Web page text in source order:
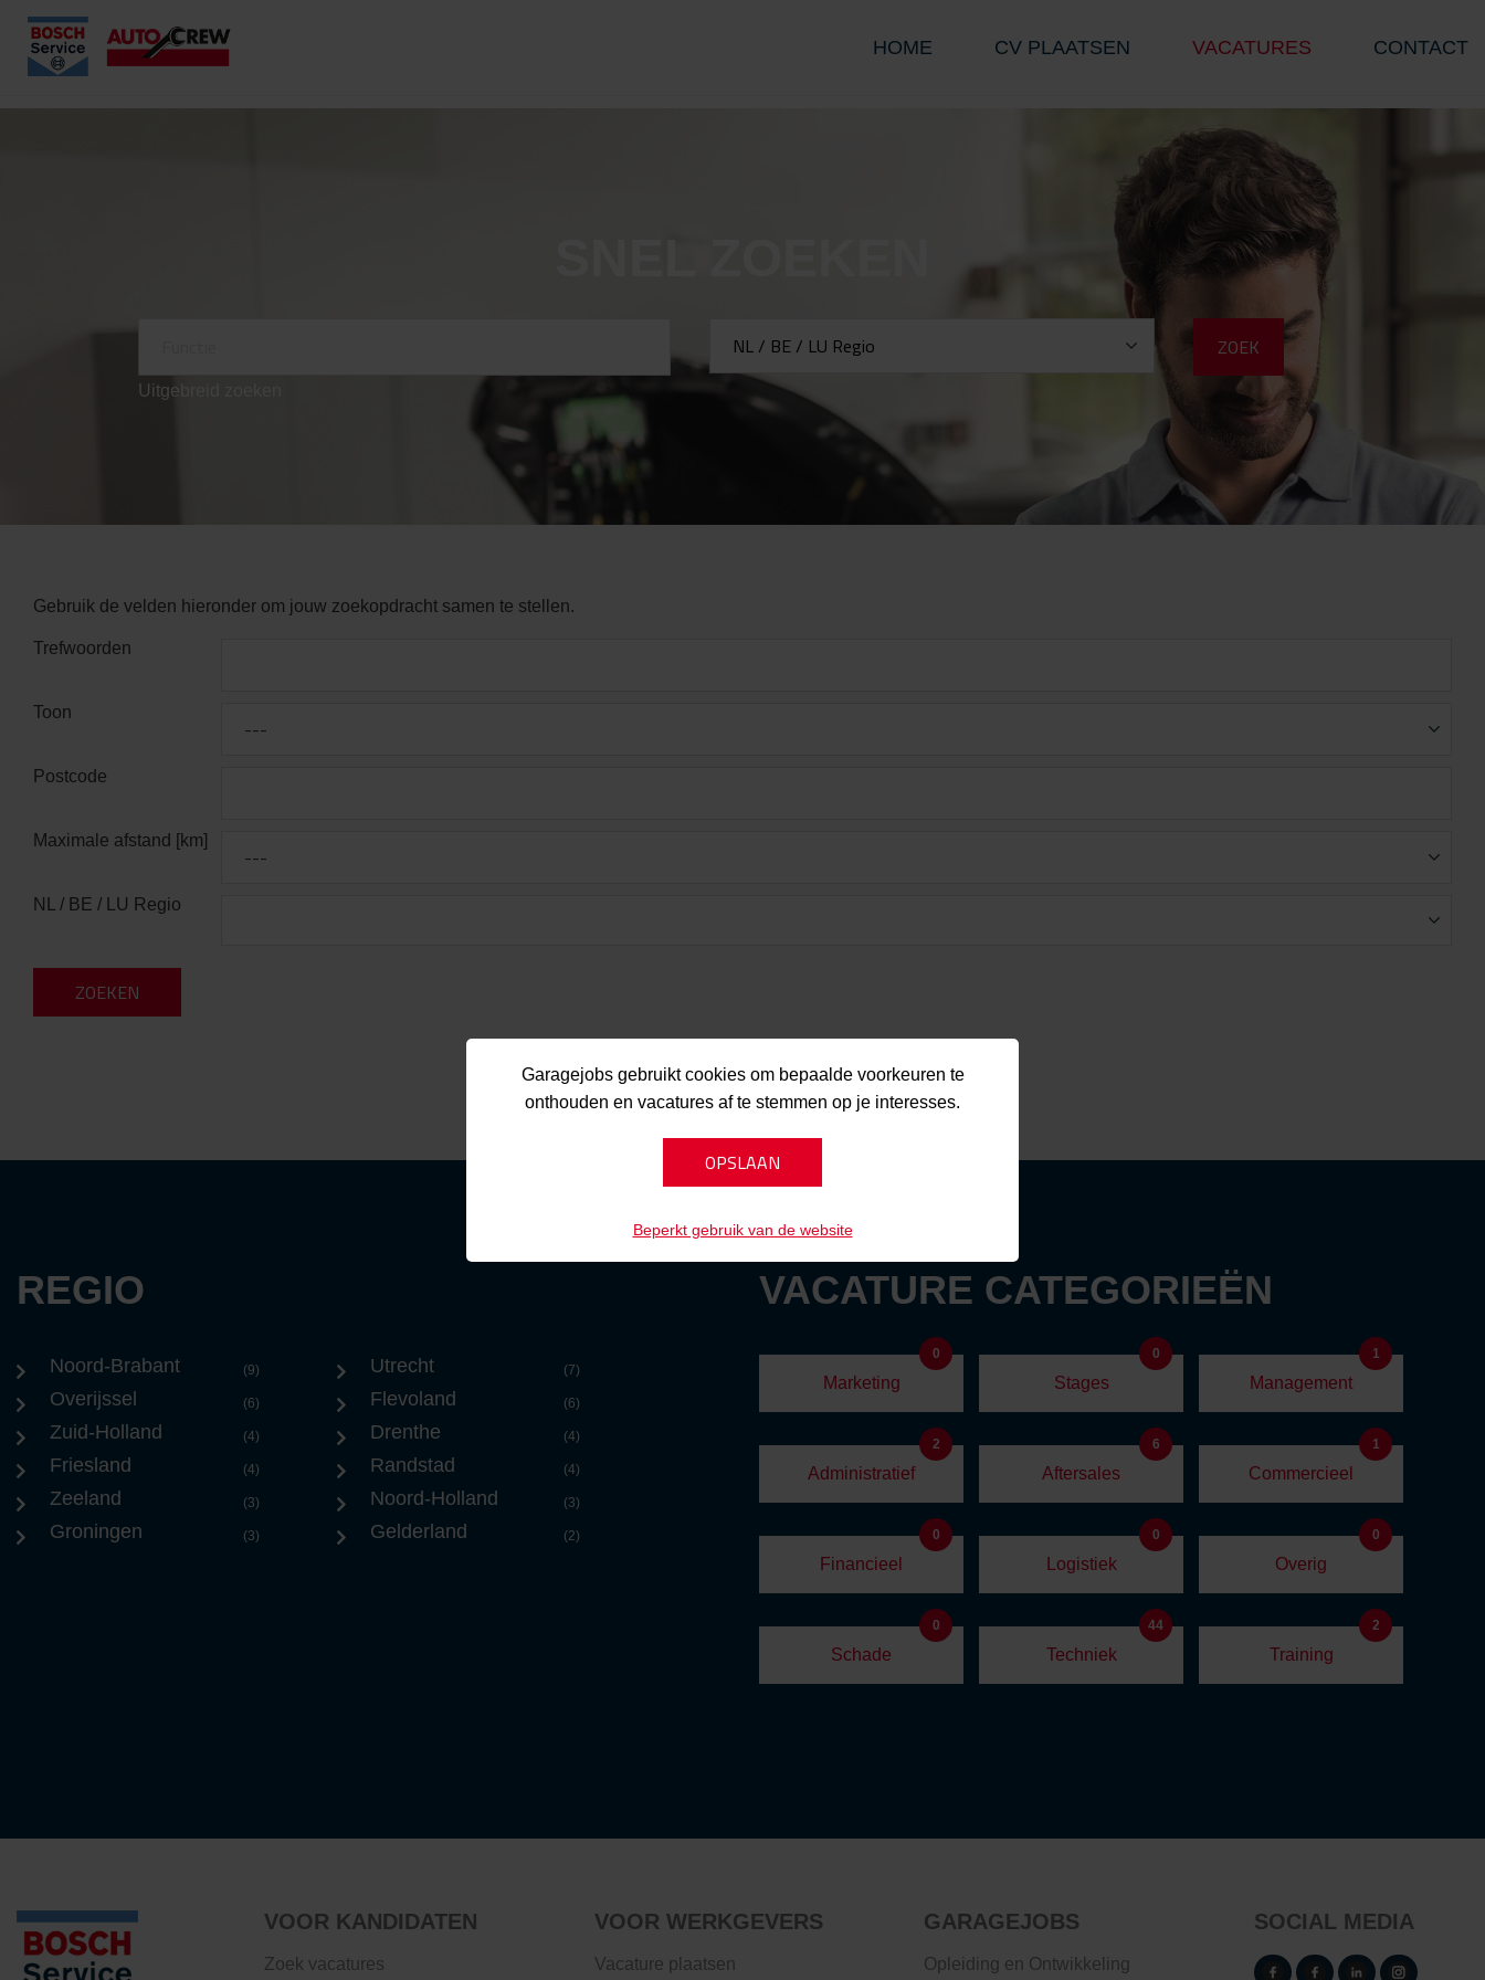
HOME CV PLAATSEN VACATURES CONTACT
Uitgebreid zoeken
Gebruik de velden hieronder om jouw zoekopdracht samen te stellen.
Trefwoorden
Toon
---
Postcode
Maximale afstand [km]
---
NL / BE / LU Regio
REGIO
Noord-Brabant (9) Utrecht (7)
Overijssel (6) Flevoland (6)
Zuid-Holland (4) Drenthe (4)
Friesland (4) Randstad (4)
Zeeland (3) Noord-Holland (3)
Groningen (3) Gelderland (2)
VACATURE CATEGORIEËN
Marketing
0
Stages
0
Management
1
Administratief
2
Aftersales
6
Commercieel
1
Financieel
0
Logistiek
0
Overig
0
Schade
0
Techniek
44
Training
2
VOOR KANDIDATEN
Zoek vacatures
VOOR WERKGEVERS
Vacature plaatsen
GARAGEJOBS
Opleiding en Ontwikkeling
SOCIAL MEDIA
Garagejobs gebruikt cookies om bepaalde voorkeuren te
onthouden en vacatures af te stemmen op je interesses.
Beperkt gebruik van de website